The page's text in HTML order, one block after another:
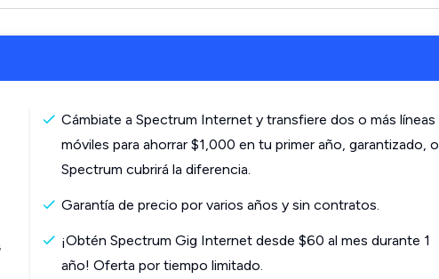
Cámbiate a Spectrum Internet y transfiere dos o más líneas
móviles para ahorrar $1,000 en tu primer año, garantizado, o
Spectrum cubrirá la diferencia.
Garantía de precio por varios años y sin contratos.
¡Obtén Spectrum Gig Internet desde $60 al mes durante 1
año! Oferta por tiempo limitado.